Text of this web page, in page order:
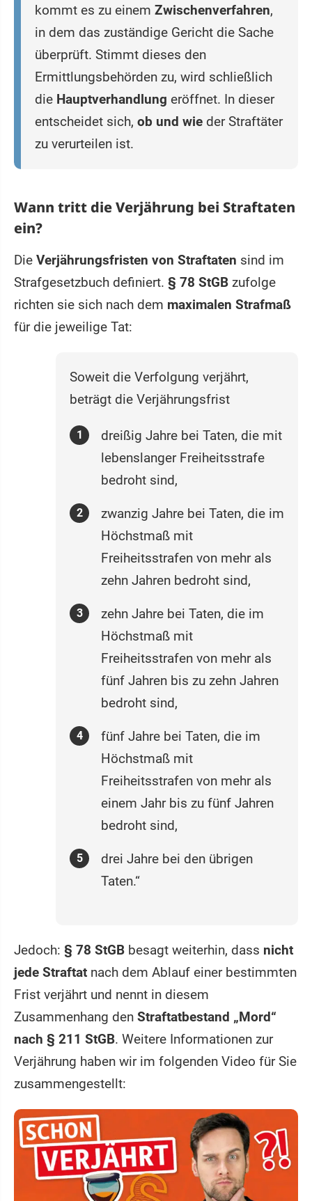
kommt es zu einem Zwischenverfahren,
in dem das zuständige Gericht die Sache
überprüft. Stimmt dieses den
Ermittlungsbehörden zu, wird schließlich
die Hauptverhandlung eröffnet. In dieser
entscheidet sich, ob und wie der Straftäter
zu verurteilen ist.
Wann tritt die Verjährung bei Straftaten
ein?
Die Verjährungsfristen von Straftaten sind im
Strafgesetzbuch definiert. § 78 StGB zufolge
richten sie sich nach dem maximalen Strafmaß
für die jeweilige Tat:
Soweit die Verfolgung verjährt,
beträgt die Verjährungsfrist
dreißig Jahre bei Taten, die mit
lebenslanger Freiheitsstrafe
bedroht sind,
zwanzig Jahre bei Taten, die im
Höchstmaß mit
Freiheitsstrafen von mehr als
zehn Jahren bedroht sind,
zehn Jahre bei Taten, die im
Höchstmaß mit
Freiheitsstrafen von mehr als
fünf Jahren bis zu zehn Jahren
bedroht sind,
fünf Jahre bei Taten, die im
Höchstmaß mit
Freiheitsstrafen von mehr als
einem Jahr bis zu fünf Jahren
bedroht sind,
drei Jahre bei den übrigen
Taten.“
Jedoch: § 78 StGB besagt weiterhin, dass nicht
jede Straftat nach dem Ablauf einer bestimmten
Frist verjährt und nennt in diesem
Zusammenhang den Straftatbestand „Mord“
nach § 211 StGB. Weitere Informationen zur
Verjährung haben wir im folgenden Video für Sie
zusammengestellt: